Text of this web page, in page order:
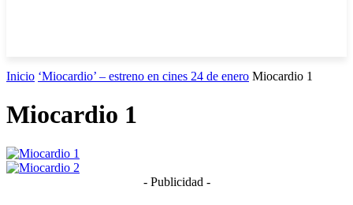
Inicio ‘Miocardio’ – estreno en cines 24 de enero Miocardio 1
Miocardio 1
- Publicidad -